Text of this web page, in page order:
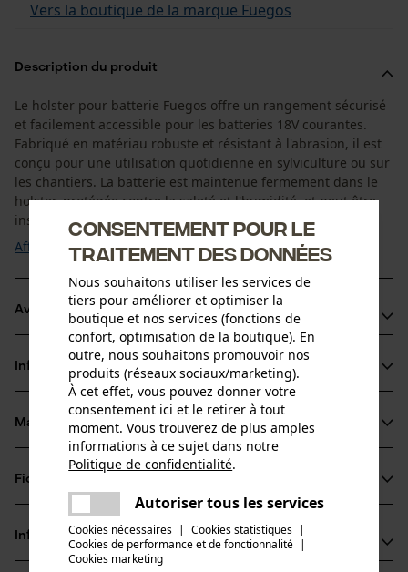
Vers la boutique de la marque Fuegos
Description du produit
Le holster pour batterie Fuegos offre un rangement sécurisé
et facilement accessible pour les batteries 18V courantes.
Fabriqué en matériau robuste et résistant à l'abrasion, il est
conçu pour une utilisation quotidienne en sylviculture ou sur
les chantiers. La batterie est maintenue fermement dans le
holster, protégée contre la saleté et l'humidité, et peut être
insérée ou ...
Afficher plus
Avantages du produit
Maintien sécurisé sans risque de chute
Manipulation facile, même avec des gants
Évite les traces d'usure et de friction sur la batterie
Informations sur le produit
Détails du produit
Type dactivité
Conserver, Transporter
Groupe dâge
Matériau & entretien
Matériau
Matériau principal
cuir synthétique
Fiches techniques
Fiche technique du fabricant (PDF)
Informations fabricant
Consentement pour le
traitement des données
Nous souhaitons utiliser les services de
tiers pour améliorer et optimiser la
boutique et nos services (fonctions de
confort, optimisation de la boutique). En
outre, nous souhaitons promouvoir nos
produits (réseaux sociaux/marketing).
À cet effet, vous pouvez donner votre
consentement ici et le retirer à tout
moment. Vous trouverez de plus amples
informations à ce sujet dans notre
Politique de confidentialité.
Autoriser tous les services
Cookies nécessaires | Cookies statistiques |
Cookies de performance et de fonctionnalité |
Cookies marketing
Une erreur s'est produite. Veuillez
essayer encore.
partager
partager
mail